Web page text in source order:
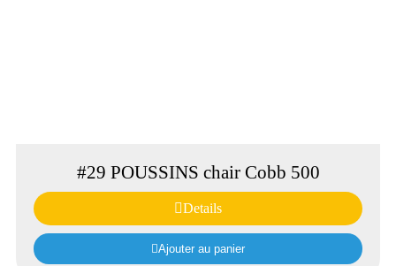
#29 POUSSINS chair Cobb 500
Details
Ajouter au panier